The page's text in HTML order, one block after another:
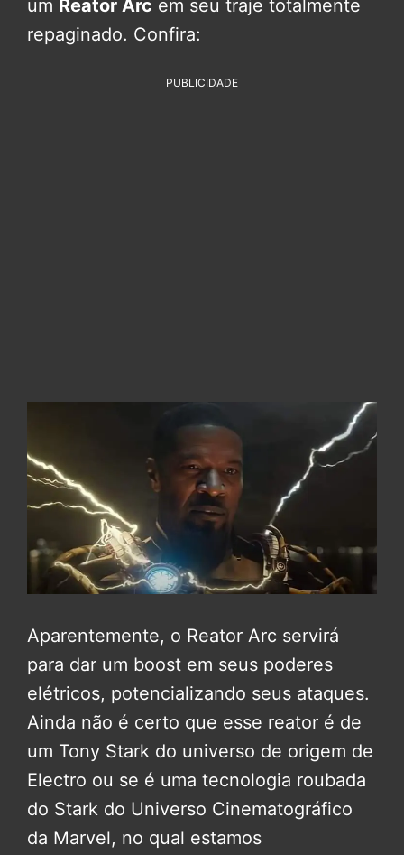
um Reator Arc em seu traje totalmente
repaginado. Confira:
PUBLICIDADE
Aparentemente, o Reator Arc servirá
para dar um boost em seus poderes
elétricos, potencializando seus ataques.
Ainda não é certo que esse reator é de
um Tony Stark do universo de origem de
Electro ou se é uma tecnologia roubada
do Stark do Universo Cinematográfico
da Marvel, no qual estamos